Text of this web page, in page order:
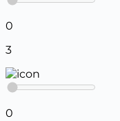
0
3
0